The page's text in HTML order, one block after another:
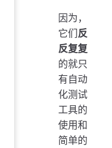
因为，
它们反
反复复
的就只
有自动
化测试
工具的
使用和
简单的